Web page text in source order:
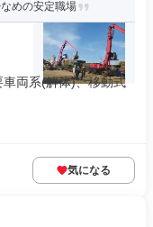
めの安定職場
両系(解体)、移動式
気になる